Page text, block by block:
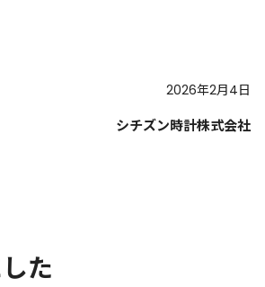
2026年2月4日
シチズン時計株式会社
た